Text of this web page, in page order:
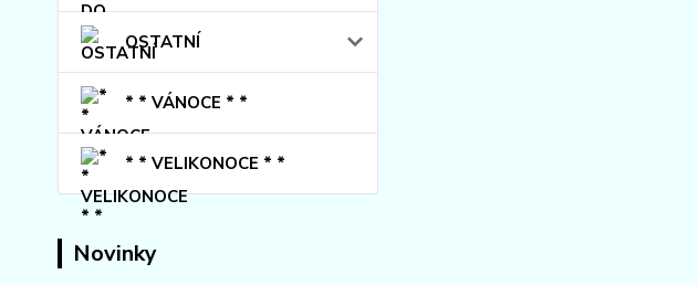
OSTATNÍ
* * VÁNOCE * *
* * VELIKONOCE * *
Novinky